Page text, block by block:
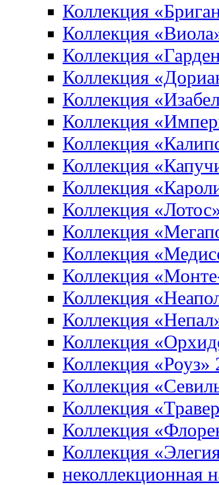
Коллекция
Коллекция
Коллекция
Коллекция
Коллекция
Коллекция
Коллекция
Коллекция
Коллекция
Коллекция
Коллекция
Коллекция
Коллекция
Коллекция
Коллекция
Коллекция
Коллекция «Роуз»
Коллекция
Коллекция
Коллекция
Коллекция
неколлекционная